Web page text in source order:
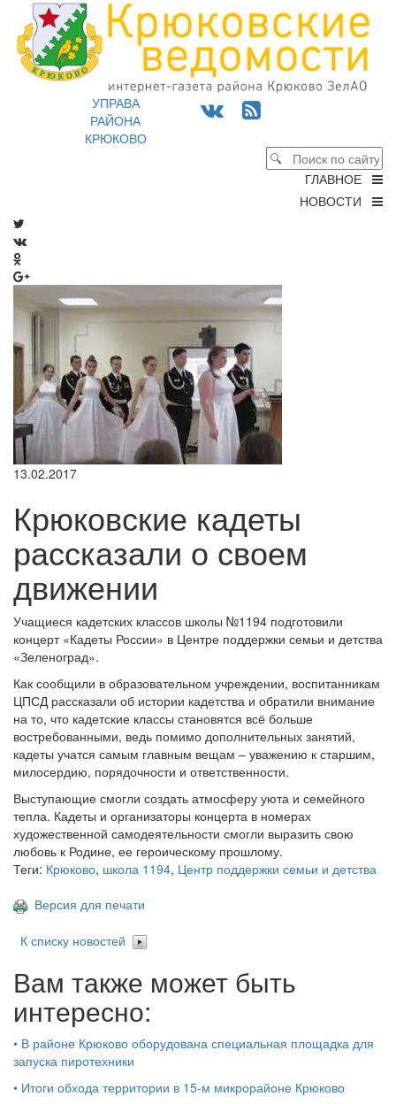
УПРАВА
РАЙОНА
КРЮКОВО
ГЛАВНОЕ
НОВОСТИ
13.02.2017
Крюковские кадеты
рассказали о своем
движении
Учащиеся кадетских классов школы №1194 подготовили
концерт «Кадеты России» в Центре поддержки семьи и детства
«Зеленоград».
Как сообщили в образовательном учреждении, воспитанникам
ЦПСД рассказали об истории кадетства и обратили внимание
на то, что кадетские классы становятся всё больше
востребованными, ведь помимо дополнительных занятий,
кадеты учатся самым главным вещам – уважению к старшим,
милосердию, порядочности и ответственности.
Выступающие смогли создать атмосферу уюта и семейного
тепла. Кадеты и организаторы концерта в номерах
художественной самодеятельности смогли выразить свою
любовь к Родине, ее героическому прошлому.
Теги: Крюково, школа 1194, Центр поддержки семьи и детства
Версия для печати
К списку новостей
Вам также может быть
интересно:
• В районе Крюково оборудована специальная площадка для
запуска пиротехники
• Итоги обхода территории в 15‑м микрорайоне Крюково